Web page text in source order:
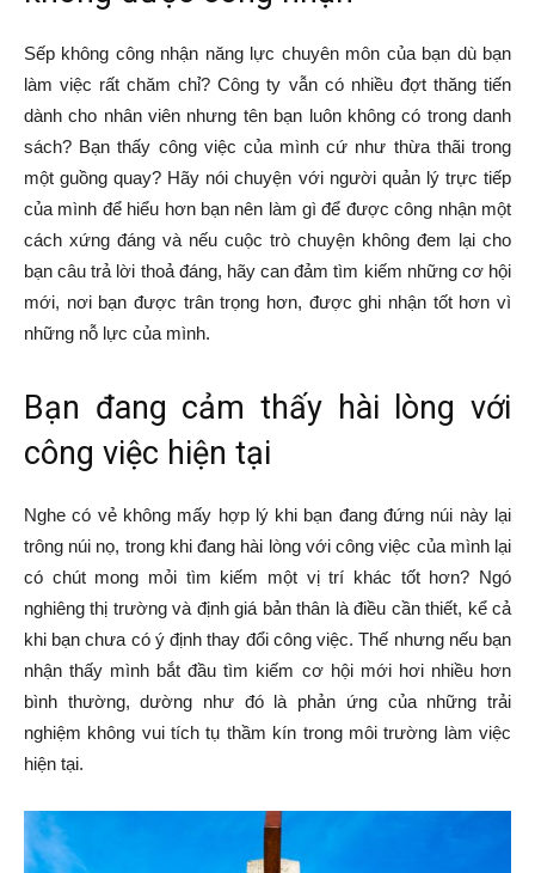
Sếp không công nhận năng lực chuyên môn của bạn dù bạn
làm việc rất chăm chỉ? Công ty vẫn có nhiều đợt thăng tiến
dành cho nhân viên nhưng tên bạn luôn không có trong danh
sách? Bạn thấy công việc của mình cứ như thừa thãi trong
một guồng quay? Hãy nói chuyện với người quản lý trực tiếp
của mình để hiểu hơn bạn nên làm gì để được công nhận một
cách xứng đáng và nếu cuộc trò chuyện không đem lại cho
bạn câu trả lời thoả đáng, hãy can đảm tìm kiếm những cơ hội
mới, nơi bạn được trân trọng hơn, được ghi nhận tốt hơn vì
những nỗ lực của mình.
Bạn đang cảm thấy hài lòng với
công việc hiện tại
Nghe có vẻ không mấy hợp lý khi bạn đang đứng núi này lại
trông núi nọ, trong khi đang hài lòng với công việc của mình lại
có chút mong mỏi tìm kiếm một vị trí khác tốt hơn? Ngó
nghiêng thị trường và định giá bản thân là điều cần thiết, kể cả
khi bạn chưa có ý định thay đổi công việc. Thế nhưng nếu bạn
nhận thấy mình bắt đầu tìm kiếm cơ hội mới hơi nhiều hơn
bình thường, dường như đó là phản ứng của những trải
nghiệm không vui tích tụ thầm kín trong môi trường làm việc
hiện tại.